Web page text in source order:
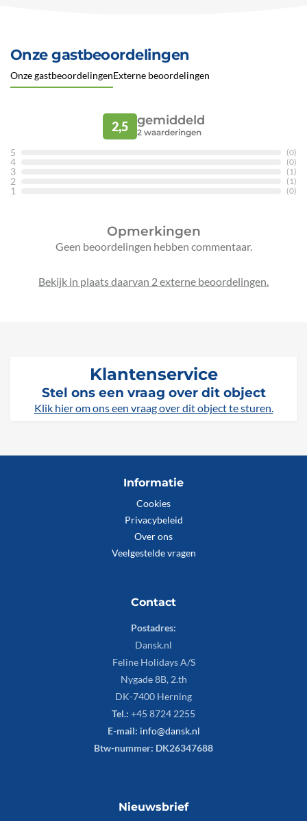
Onze gastbeoordelingen
Onze gastbeoordelingenExterne beoordelingen
2,5 gemiddeld
2waarderingen
5 (0)
4 (0)
3 (1)
2 (1)
1 (0)
Opmerkingen
Geen beoordelingen hebben commentaar.
Bekijk in plaats daarvan 2 externe beoordelingen.
Klantenservice
Stel ons een vraag over dit object
Klik hier om ons een vraag over dit object te sturen.
Informatie
Cookies
Privacybeleid
Over ons
Veelgestelde vragen
Contact
Postadres:
Dansk.nl
Feline Holidays A/S
Nygade 8B, 2.th
DK-7400 Herning
Tel.: +45 8724 2255
E-mail: info@dansk.nl
Btw-nummer: DK26347688
Nieuwsbrief